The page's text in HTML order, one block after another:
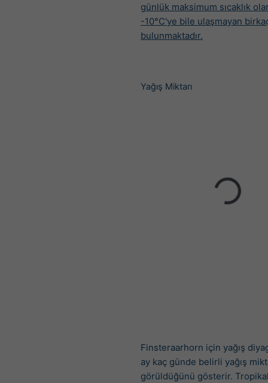
günlük maksimum sıcaklık
-10°C'ye bile ulaşmayan
bulunmaktadır.
Yağış Miktarı
Finsteraarhorn için yağış
ay kaç günde belirli yağış
görüldüğünü gösterir.